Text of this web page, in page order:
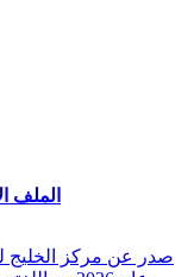
الملف
صدر عن مركز الخليج